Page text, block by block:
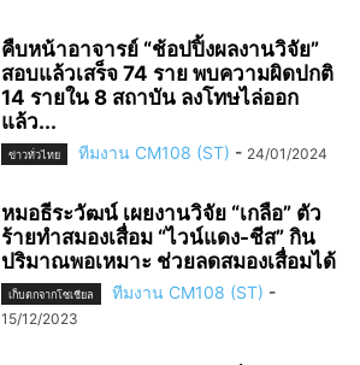
คืบหน้าอาจารย์ “ช้อปปิ้งผลงานวิจัย”
สอบแล้วเสร็จ 74 ราย พบความผิดปกติ
14 รายใน 8 สถาบัน ลงโทษไล่ออก
แล้ว...
ข่าวทั่วไทย ทีมงาน CM108 (ST) - 24/01/2024
หมอธีระวัฒน์ เผยงานวิจัย “เกลือ” ตัว
ร้ายทำสมองเสื่อม “ไวน์แดง-ชีส” กิน
ปริมาณพอเหมาะ ช่วยลดสมองเสื่อมได้
เก็บตกจากโซเชียล ทีมงาน CM108 (ST) -
15/12/2023